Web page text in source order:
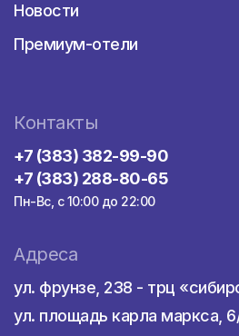
Новости
Премиум-отели
Контакты
+7 (383) 382-99-90
+7 (383) 288-80-65
Пн-Вс, с 10:00 до 22:00
Адреса
ул. фрунзе, 238 - трц
ул. площадь карла маркса,